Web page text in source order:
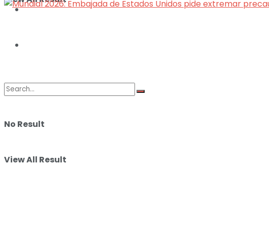
ILUSTRACIONES
No Result
View All Result